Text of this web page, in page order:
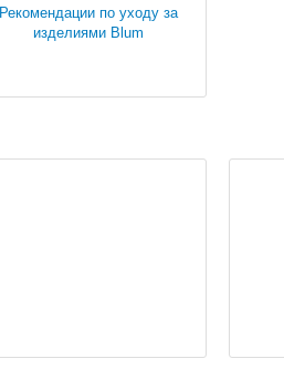
Рекомендации по уходу за
изделиями Blum